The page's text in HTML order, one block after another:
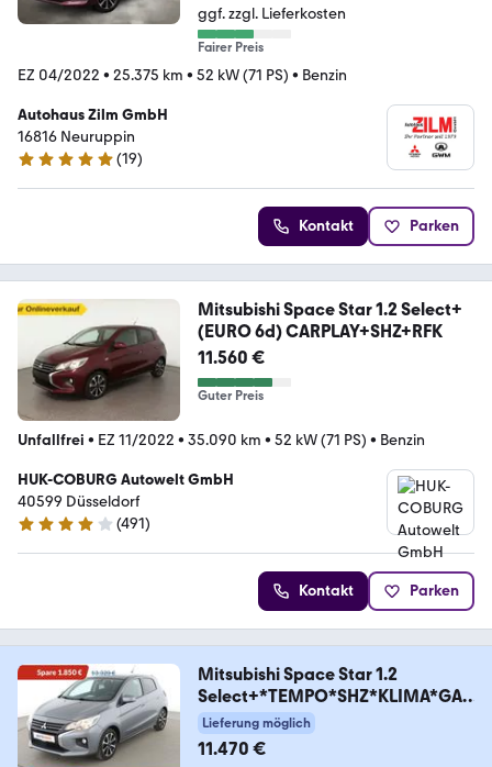
ggf. zzgl. Lieferkosten
Fairer Preis
EZ 04/2022 • 25.375 km • 52 kW (71 PS) • Benzin
Autohaus Zilm GmbH
16816 Neuruppin
4.9 Sterne
(19)
Kontakt Parken
Mitsubishi Space Star 1.2 Select+
(EURO 6d) CARPLAY+SHZ+RFK
11.560 €
Guter Preis
Unfallfrei • EZ 11/2022 • 35.090 km • 52 kW (71 PS) • Benzin
HUK-COBURG Autowelt GmbH
40599 Düsseldorf
4.1 Sterne
(491)
Kontakt Parken
Mitsubishi Space Star 1.2
Select+*TEMPO*SHZ*KLIMA*GAR
ANTIE*
Lieferung möglich
11.470 €